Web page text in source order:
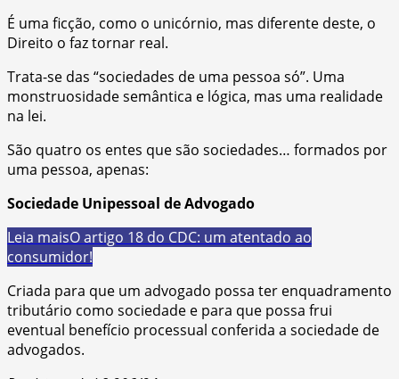
É uma ficção, como o unicórnio, mas diferente deste, o
Direito o faz tornar real.
Trata-se das “sociedades de uma pessoa só”. Uma
monstruosidade semântica e lógica, mas uma realidade
na lei.
São quatro os entes que são sociedades… formados por
uma pessoa, apenas:
Sociedade Unipessoal de Advogado
Leia maisO artigo 18 do CDC: um atentado ao
consumidor!
Criada para que um advogado possa ter enquadramento
tributário como sociedade e para que possa frui
eventual benefício processual conferida a sociedade de
advogados.